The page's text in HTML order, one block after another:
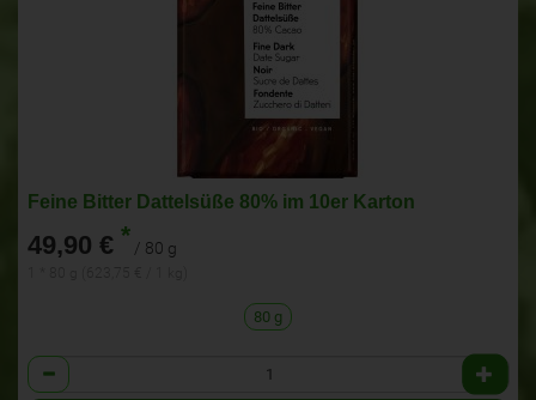
Feine Bitter Dattelsüße 80% im 10er Karton
49,90 € * / 80 g
80 g
Anzahl